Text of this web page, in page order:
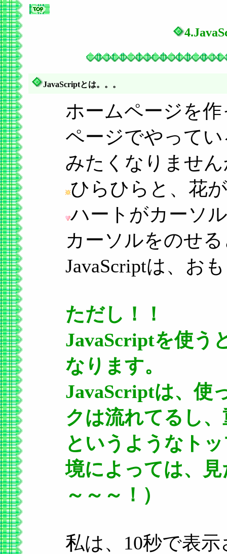
JavaScriptとは。。。
ホームページを
ページでやってい
みたくなりませ
ひらひらと、花
ハートがカーソ
カーソルをのせ
JavaScriptは、お
ただし！！
JavaScriptを使う
なります。
JavaScriptは、使
クは流れてるし
というようなト
境によっては、
～～～！）
私は、10秒で表